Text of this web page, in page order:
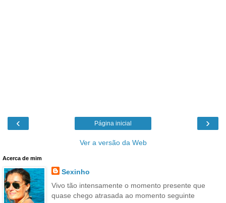
‹ ›
Página inicial
Ver a versão da Web
Acerca de mim
Sexinho
Vivo tão intensamente o momento presente que
quase chego atrasada ao momento seguinte